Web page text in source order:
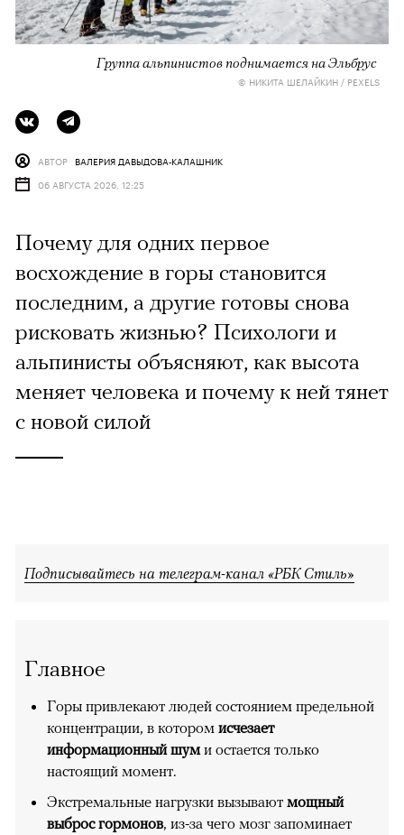
Группа альпинистов поднимается на Эльбрус
© НИКИТА ШЕЛАЙКИН / PEXELS
АВТОР ВАЛЕРИЯ ДАВЫДОВА-КАЛАШНИК
06 АВГУСТА 2026, 12:25
Почему для одних первое
восхождение в горы становится
последним, а другие готовы снова
рисковать жизнью? Психологи и
альпинисты объясняют, как высота
меняет человека и почему к ней тянет
с новой силой
Подписывайтесь на телеграм-канал «РБК Стиль»
Главное
Горы привлекают людей состоянием предельной
концентрации, в котором исчезает
информационный шум и остается только
настоящий момент.
Экстремальные нагрузки вызывают мощный
выброс гормонов, из-за чего мозг запоминает